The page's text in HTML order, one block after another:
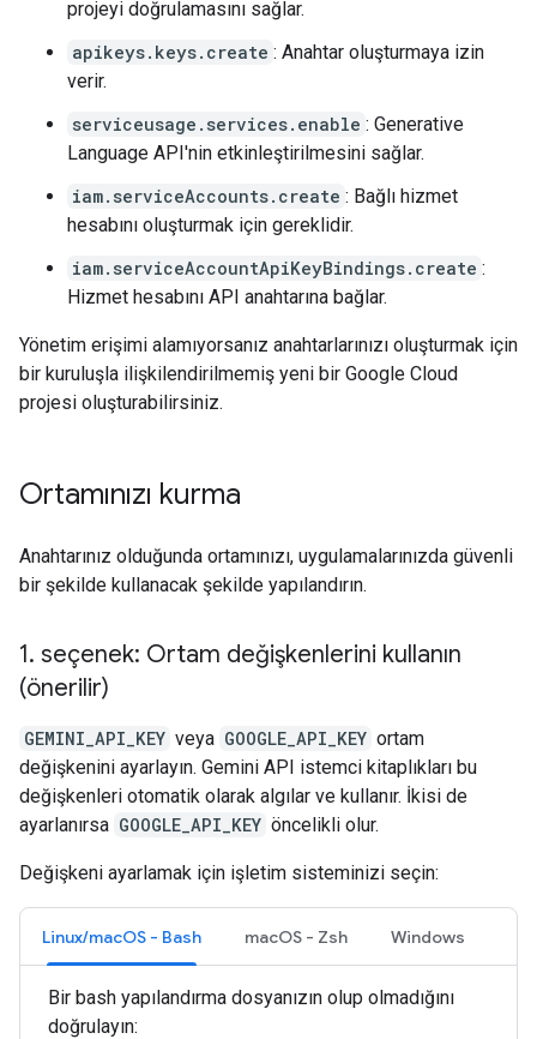
projeyi doğrulamasını sağlar.
apikeys.keys.create : Anahtar oluşturmaya izin
verir.
serviceusage.services.enable : Generative
Language API'nin etkinleştirilmesini sağlar.
iam.serviceAccounts.create : Bağlı hizmet
hesabını oluşturmak için gereklidir.
iam.serviceAccountApiKeyBindings.create :
Hizmet hesabını API anahtarına bağlar.
Yönetim erişimi alamıyorsanız anahtarlarınızı oluşturmak için
bir kuruluşla ilişkilendirilmemiş yeni bir Google Cloud
projesi oluşturabilirsiniz.
Ortamınızı kurma
Anahtarınız olduğunda ortamınızı, uygulamalarınızda güvenli
bir şekilde kullanacak şekilde yapılandırın.
1. seçenek: Ortam değişkenlerini kullanın
(önerilir)
GEMINI_API_KEY veya GOOGLE_API_KEY ortam
değişkenini ayarlayın. Gemini API istemci kitaplıkları bu
değişkenleri otomatik olarak algılar ve kullanır. İkisi de
ayarlanırsa GOOGLE_API_KEY öncelikli olur.
Değişkeni ayarlamak için işletim sisteminizi seçin:
Linux/macOS - Bash macOS - Zsh Windows
Bir bash yapılandırma dosyanızın olup olmadığını
doğrulayın: